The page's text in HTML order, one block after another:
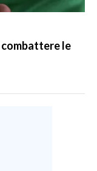
combattere le